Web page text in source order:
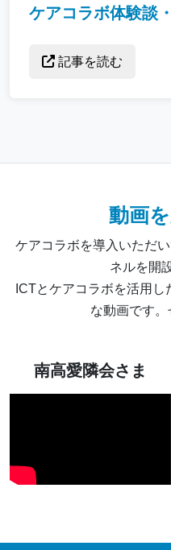
ケアコラボ体験談
記事を読む
動画
ケアコラボを導入いただ
ネルを開
ICTとケアコラボを活用
な動画です。
南高愛隣会さま